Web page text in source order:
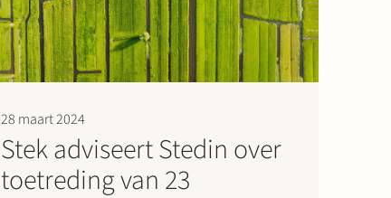
28 maart 2024
Stek adviseert Stedin over
toetreding van 23